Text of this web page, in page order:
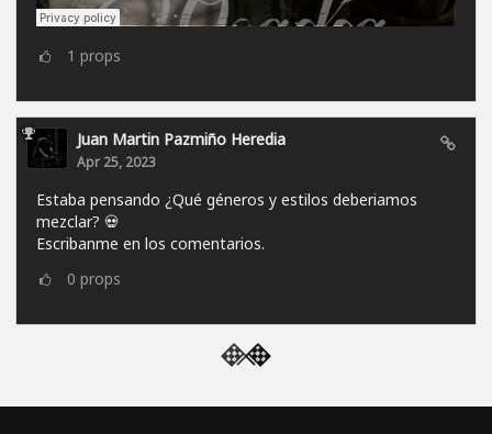
1 props
Juan Martin Pazmiño Heredia
Apr 25, 2023
Estaba pensando ¿Qué géneros y estilos deberiamos
mezclar? 💀
Escribanme en los comentarios.
0 props